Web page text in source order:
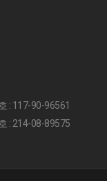
: 117-90-96561
: 214-08-89575